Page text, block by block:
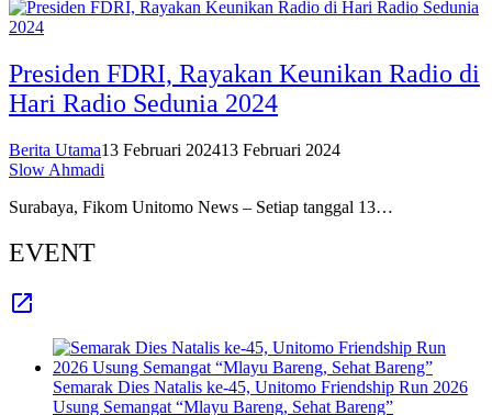
Presiden FDRI, Rayakan Keunikan Radio di
Hari Radio Sedunia 2024
Berita Utama13 Februari 202413 Februari 2024
Slow Ahmadi
Surabaya, Fikom Unitomo News – Setiap tanggal 13…
EVENT
Semarak Dies Natalis ke-45, Unitomo Friendship Run 2026
Usung Semangat “Mlayu Bareng, Sehat Bareng”